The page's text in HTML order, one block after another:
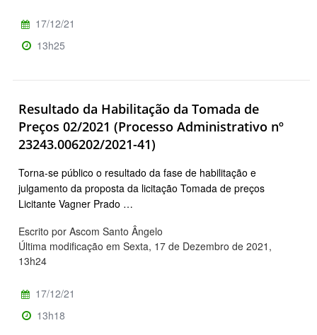
17/12/21
13h25
Resultado da Habilitação da Tomada de
Preços 02/2021 (Processo Administrativo nº
23243.006202/2021-41)
Torna-se público o resultado da fase de habilitação e
julgamento da proposta da licitação Tomada de preços
Licitante Vagner Prado …
Escrito por Ascom Santo Ângelo
Última modificação em Sexta, 17 de Dezembro de 2021,
13h24
17/12/21
13h18